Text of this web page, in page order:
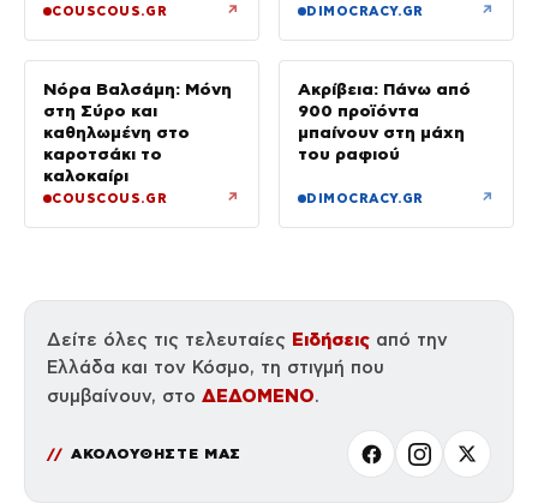
COUSCOUS.GR ↗ DIMOCRACY.GR ↗
Νόρα Βαλσάμη: Μόνη
στη Σύρο και
καθηλωμένη στο
καροτσάκι το
καλοκαίρι
COUSCOUS.GR ↗
Ακρίβεια: Πάνω από
900 προϊόντα
μπαίνουν στη μάχη
του ραφιού
DIMOCRACY.GR ↗
Δείτε όλες τις τελευταίες Ειδήσεις από την
Ελλάδα και τον Κόσμο, τη στιγμή που
συμβαίνουν, στο ΔΕΔΟΜΕΝΟ.
ΑΚΟΛΟΥΘΗΣΤΕ ΜΑΣ